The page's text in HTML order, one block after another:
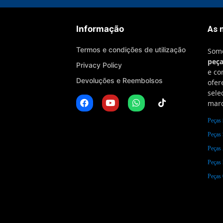
Informação
Termos e condições de utilização
Privacy Policy
Devoluções e Reembolsos
As
e
Peças